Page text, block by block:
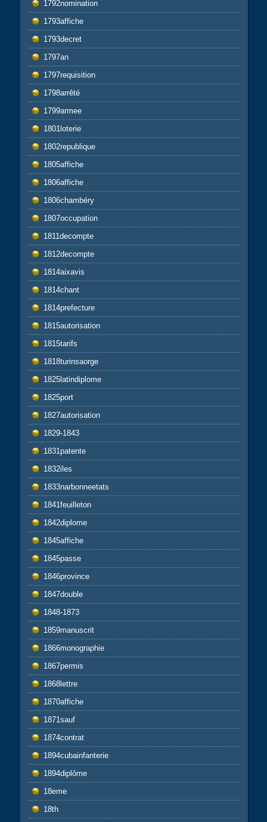
1792nomination
1793affiche
1793decret
1797an
1797requisition
1798arrêté
1799armee
1801loterie
1802republique
1805affiche
1806affiche
1806chambéry
1807occupation
1811decompte
1812decompte
1814aixavis
1814chant
1814prefecture
1815autorisation
1815tarifs
1818turinsaorge
1825latindiplome
1825port
1827autorisation
1829-1843
1831patente
1832iles
1833narbonneetats
1841feuilleton
1842diplome
1845affiche
1845passe
1846province
1847double
1848-1873
1859manuscrit
1866monographie
1867permis
1868lettre
1870affiche
1871sauf
1874contrat
1894cubainfanterie
1894diplôme
18eme
18th